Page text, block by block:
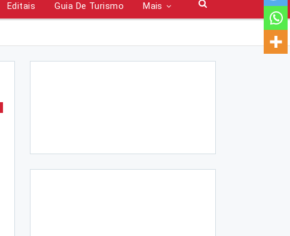
Editais Guia De Turismo Mais